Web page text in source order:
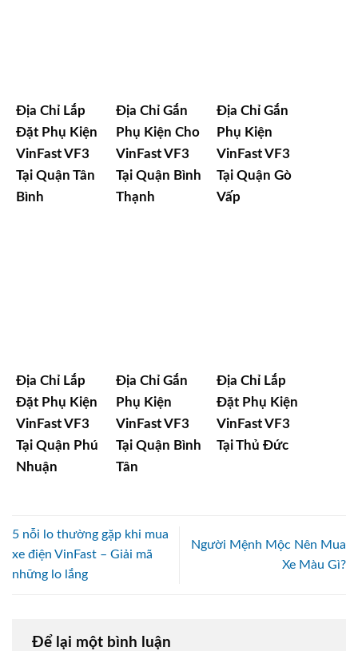
Địa Chỉ Lắp
Đặt Phụ Kiện
VinFast VF3
Tại Quận Tân
Bình
Địa Chỉ Gắn
Phụ Kiện Cho
VinFast VF3
Tại Quận Bình
Thạnh
Địa Chỉ Gắn
Phụ Kiện
VinFast VF3
Tại Quận Gò
Vấp
Địa Chỉ Lắp
Đặt Phụ Kiện
VinFast VF3
Tại Quận Phú
Nhuận
Địa Chỉ Gắn
Phụ Kiện
VinFast VF3
Tại Quận Bình
Tân
Địa Chỉ Lắp
Đặt Phụ Kiện
VinFast VF3
Tại Thủ Đức
5 nỗi lo thường gặp khi mua
xe điện VinFast – Giải mã
những lo lắng
Người Mệnh Mộc Nên Mua
Xe Màu Gì?
Để lại một bình luận